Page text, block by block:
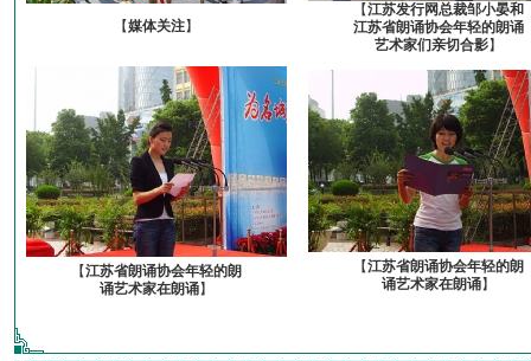
【媒体关注】
【江苏发行网总裁邹小晏和
江苏省朗诵协会年轻的朗诵
艺术家们亲切合影】
【江苏省朗诵协会年轻的朗
诵艺术家在朗诵】
【江苏省朗诵协会年轻的朗
诵艺术家在朗诵】